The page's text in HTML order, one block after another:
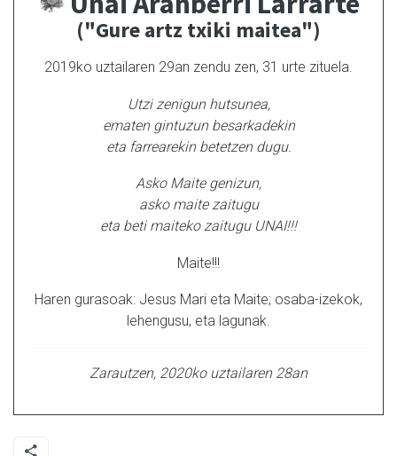
("Gure artz txiki maitea")
2019ko uztailaren 29an zendu zen, 31 urte zituela.
Utzi zenigun hutsunea,
ematen gintuzun besarkadekin
eta farrearekin betetzen dugu.
Asko Maite genizun,
asko maite zaitugu
eta beti maiteko zaitugu UNAI!!!
Maite!!!
Haren gurasoak: Jesus Mari eta Maite; osaba-izekok,
lehengusu, eta lagunak.
Zarautzen, 2020ko uztailaren 28an